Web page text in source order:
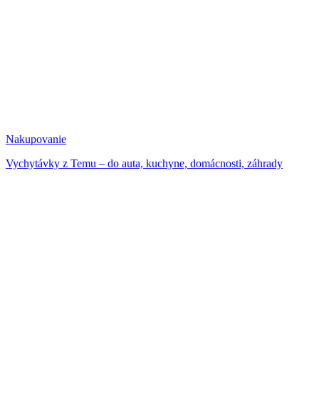
Nakupovanie
Vychytávky z Temu – do auta, kuchyne, domácnosti, záhrady